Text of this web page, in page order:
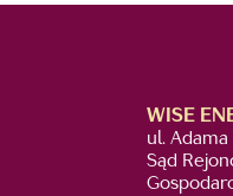
WISE
ul.
Sąd